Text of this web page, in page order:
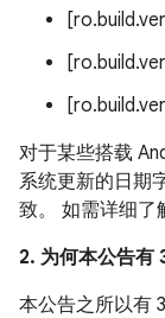
对于某些搭载
系统更新的日期
致。 如需详细了
2. 为何本公告有
本公告之所以有